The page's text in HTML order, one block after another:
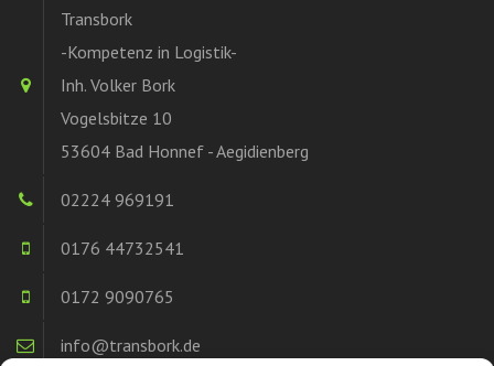
Transbork
-Kompetenz in Logistik-
Inh. Volker Bork
Vogelsbitze 10
53604 Bad Honnef - Aegidienberg
02224 969191
0176 44732541
0172 9090765
info@transbork.de